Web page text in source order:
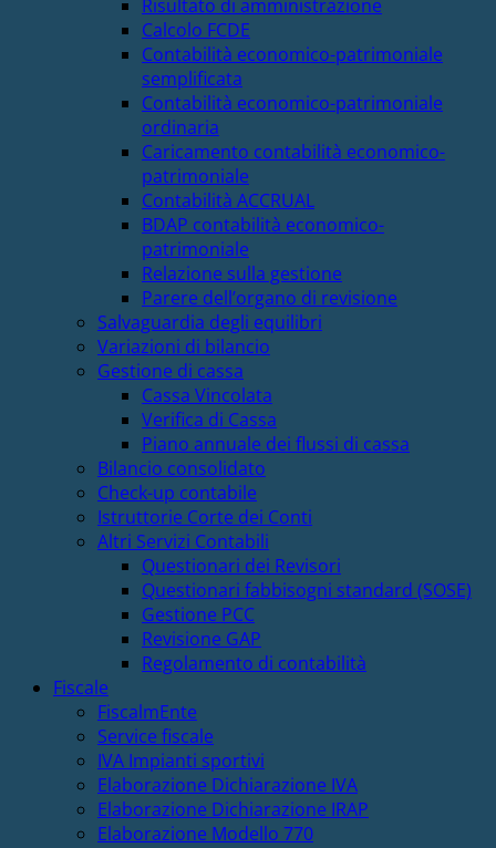
Risultato di amministrazione
Calcolo FCDE
Contabilità economico-patrimoniale
semplificata
Contabilità economico-patrimoniale
ordinaria
Caricamento contabilità economico-
patrimoniale
Contabilità ACCRUAL
BDAP contabilità economico-
patrimoniale
Relazione sulla gestione
Parere dell’organo di revisione
Salvaguardia degli equilibri
Variazioni di bilancio
Gestione di cassa
Cassa Vincolata
Verifica di Cassa
Piano annuale dei flussi di cassa
Bilancio consolidato
Check-up contabile
Istruttorie Corte dei Conti
Altri Servizi Contabili
Questionari dei Revisori
Questionari fabbisogni standard (SOSE)
Gestione PCC
Revisione GAP
Regolamento di contabilità
Fiscale
FiscalmEnte
Service fiscale
IVA Impianti sportivi
Elaborazione Dichiarazione IVA
Elaborazione Dichiarazione IRAP
Elaborazione Modello 770